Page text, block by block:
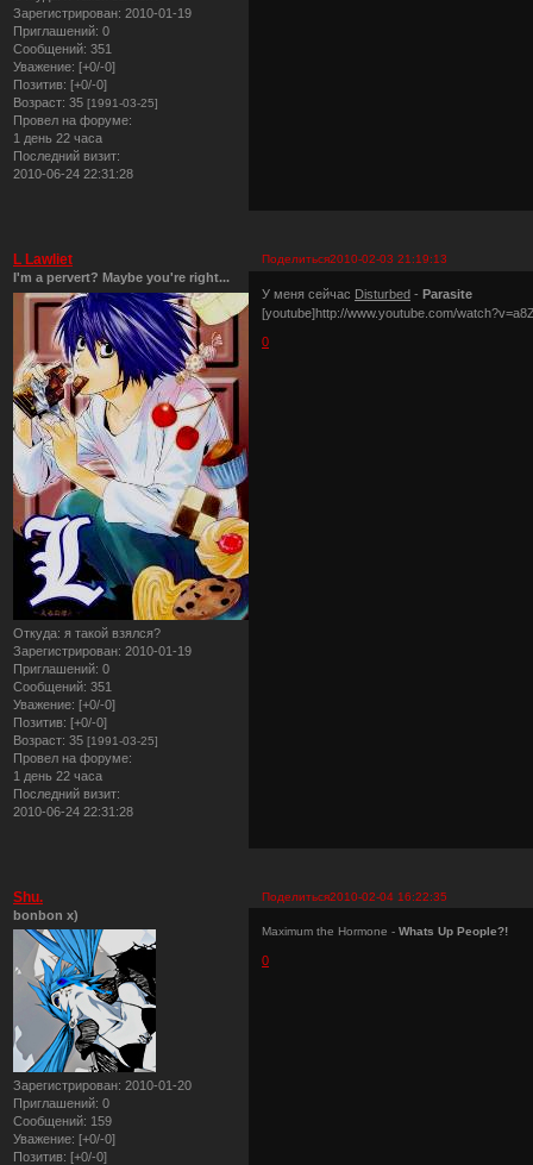
Зарегистрирован: 2010-01-19
Приглашений: 0
Сообщений: 351
Уважение: [+0/-0]
Позитив: [+0/-0]
Возраст: 35 [1991-03-25]
Провел на форуме:
1 день 22 часа
Последний визит:
2010-06-24 22:31:28
Поделиться2010-02-03 21:19:13
L Lawliet
I'm a pervert? Maybe you're right...
Откуда: я такой взялся?
Зарегистрирован: 2010-01-19
Приглашений: 0
Сообщений: 351
Уважение: [+0/-0]
Позитив: [+0/-0]
Возраст: 35 [1991-03-25]
Провел на форуме:
1 день 22 часа
Последний визит:
2010-06-24 22:31:28
У меня сейчас Disturbed -Parasite
[youtube]http://www.youtube.com/
0
Поделиться2010-02-04 16:22:35
Shu.
bonbon x)
Зарегистрирован: 2010-01-20
Приглашений: 0
Сообщений: 159
Уважение: [+0/-0]
Позитив: [+0/-0]
Maximum the Hormone -Whats Up People?!
0